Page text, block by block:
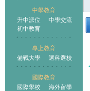
中學教育
升中派位
中學交流
初中教育
專上教育
備戰大學
選科選校
國際教育
國際學校
海外留學